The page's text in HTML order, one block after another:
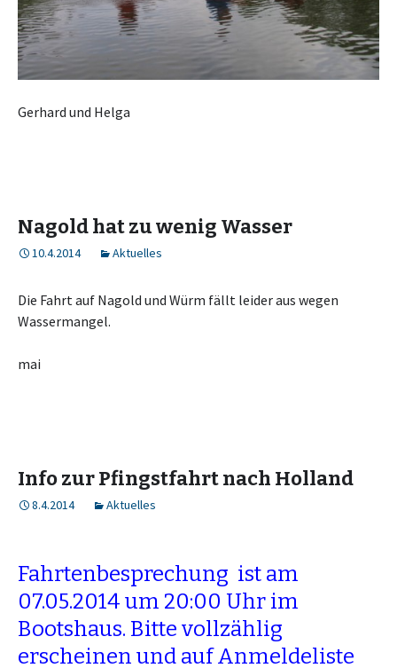
Gerhard und Helga
Nagold hat zu wenig Wasser
10.4.2014 Aktuelles
Die Fahrt auf Nagold und Würm fällt leider aus wegen
Wassermangel.
mai
Info zur Pfingstfahrt nach Holland
8.4.2014 Aktuelles
Fahrtenbesprechung ist am
07.05.2014 um 20:00 Uhr im
Bootshaus. Bitte vollzählig
erscheinen und auf Anmeldeliste